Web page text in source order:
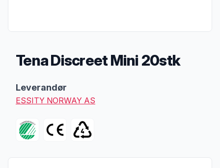
Tena Discreet Mini 20stk
Leverandør
ESSITY NORWAY AS